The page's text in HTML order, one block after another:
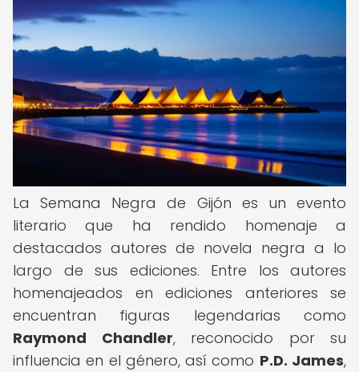
La Semana Negra de Gijón es un evento
literario que ha rendido homenaje a
destacados autores de novela negra a lo
largo de sus ediciones. Entre los autores
homenajeados en ediciones anteriores se
encuentran figuras legendarias como
Raymond Chandler, reconocido por su
influencia en el género, así como P.D. James,